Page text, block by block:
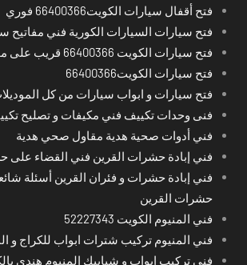
فتح أقفال سيارات الكويت66400366 فوري
فتح سيارات السيارات الكورية فني مفاتيح
فتح سيارات الكويت 66400366 قريب على موقعي
فتح سيارات الكويت66400366
فتح سيارات و ابواب سيارات من كل
فنى وحدات تكييف فني مكيفات و تصليح
فني أدوات صحية هدية مقاول صحي هدية
فني إبادة حشرات القرين فني القضاء على
فني إبادة حشرات و فئران القرين أسئلة
حشرات القرين
فني المنيوم الكويت 52227343
فني المنيوم تركيب شترات ابواب للكراج و
فني تركيب ابواب و شبابيك المنيوم هندي